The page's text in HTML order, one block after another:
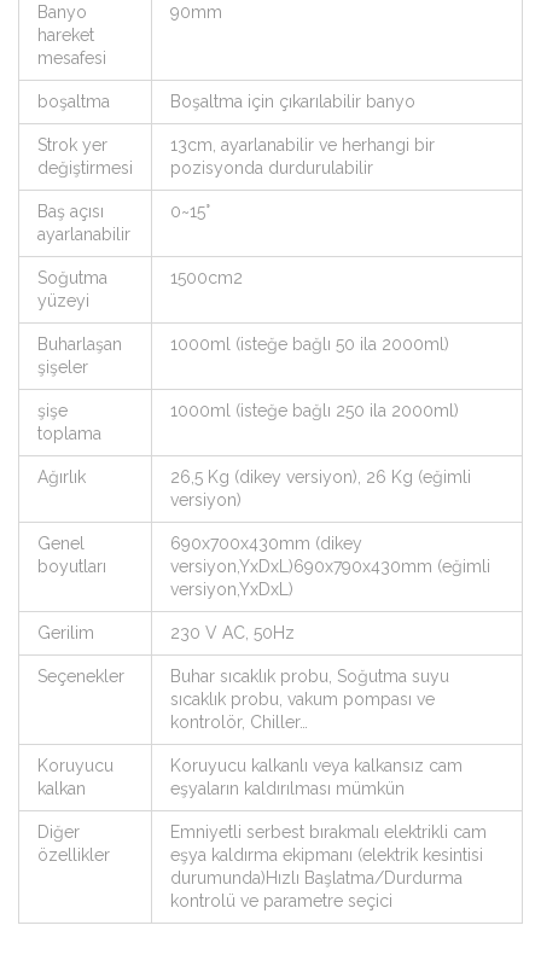
Banyo
hareket
mesafesi
90mm
boşaltma Boşaltma için çıkarılabilir banyo
Strok yer
değiştirmesi
13cm, ayarlanabilir ve herhangi bir
pozisyonda durdurulabilir
Baş açısı
ayarlanabilir
0~15°
Soğutma
yüzeyi
1500cm2
Buharlaşan
şişeler
1000ml (isteğe bağlı 50 ila 2000ml)
şişe
toplama
1000ml (isteğe bağlı 250 ila 2000ml)
Ağırlık
26,5 Kg (dikey versiyon), 26 Kg (eğimli
versiyon)
Genel
boyutları
690x700x430mm (dikey
versiyon,YxDxL)690x790x430mm (eğimli
versiyon,YxDxL)
Gerilim 230 V AC, 50Hz
Seçenekler
Buhar sıcaklık probu, Soğutma suyu
sıcaklık probu, vakum pompası ve
kontrolör, Chiller…
Koruyucu
kalkan
Koruyucu kalkanlı veya kalkansız cam
eşyaların kaldırılması mümkün
Diğer
özellikler
Emniyetli serbest bırakmalı elektrikli cam
eşya kaldırma ekipmanı (elektrik kesintisi
durumunda)Hızlı Başlatma/Durdurma
kontrolü ve parametre seçici